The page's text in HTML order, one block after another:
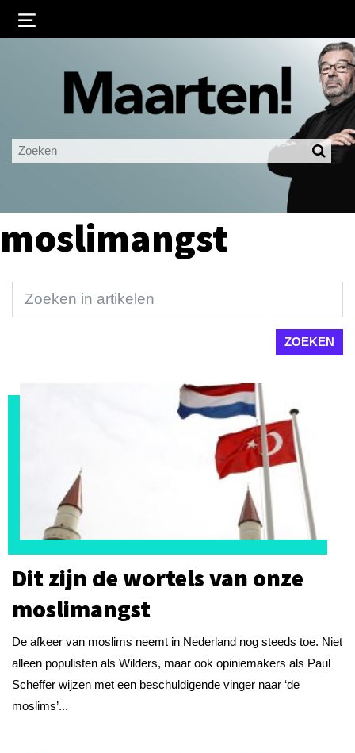
Ingelogd blijven
LOGIN
moslimangst
Dit zijn de wortels van onze
moslimangst
De afkeer van moslims neemt in Nederland nog steeds toe. Niet
alleen populisten als Wilders, maar ook opiniemakers als Paul
Scheffer wijzen met een beschuldigende vinger naar ‘de
moslims’...